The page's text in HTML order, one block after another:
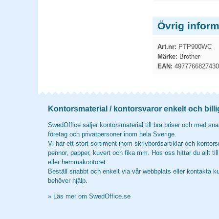
Övrig
Art.nr: PTP900WC
Märke: Brother
EAN: 4977766827430
Kontorsmaterial / kontorsvaror enkelt och
SwedOffice säljer kontorsmaterial till bra priser och med
företag och privatpersoner inom hela Sverige.
Vi har ett stort sortiment inom skrivbordsartiklar och
pennor, papper, kuvert och fika mm. Hos oss hittar du allt
eller hemmakontoret.
Beställ snabbt och enkelt via vår webbplats eller kontakta
behöver hjälp.
» Läs mer om SwedOffice.se